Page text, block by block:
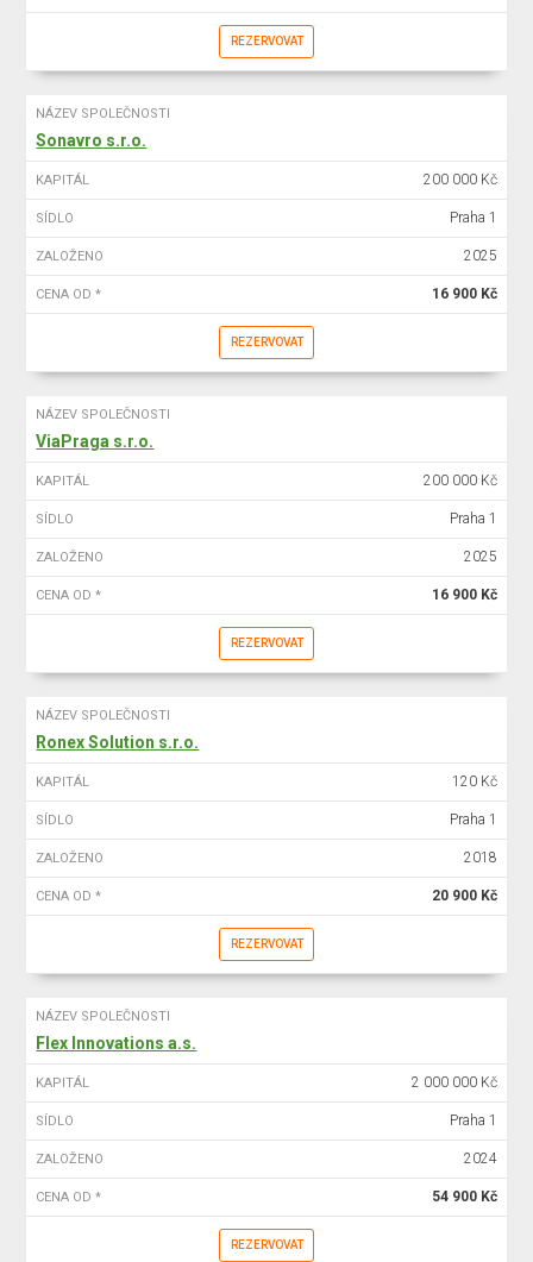
REZERVOVAT
NÁZEV SPOLEČNOSTI
Sonavro s.r.o.
KAPITÁL 200 000 Kč
SÍDLO Praha 1
ZALOŽENO 2025
CENA OD * 16 900 Kč
REZERVOVAT
NÁZEV SPOLEČNOSTI
ViaPraga s.r.o.
KAPITÁL 200 000 Kč
SÍDLO Praha 1
ZALOŽENO 2025
CENA OD * 16 900 Kč
REZERVOVAT
NÁZEV SPOLEČNOSTI
Ronex Solution s.r.o.
KAPITÁL 120 Kč
SÍDLO Praha 1
ZALOŽENO 2018
CENA OD * 20 900 Kč
REZERVOVAT
NÁZEV SPOLEČNOSTI
Flex Innovations a.s.
KAPITÁL 2 000 000 Kč
SÍDLO Praha 1
ZALOŽENO 2024
CENA OD * 54 900 Kč
REZERVOVAT